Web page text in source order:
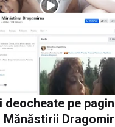
deocheate pe
Mănăstirii